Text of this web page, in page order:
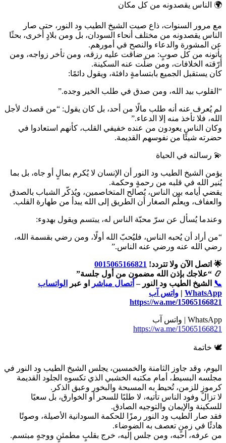
🌍 الناس يقصدونه من كل مكان
مع مرور السنوات، ذاع صيت الشيخ الطيب ود النور، حتى صار
الناس يقصدونه من مختلف أنحاء السودان، بل ومن بلادٍ أخرى، بحثًا
عن المشورة والدعاء والنصح في أمورهم.
يأتونه من كل صوبٍ: من ضاقت عليه رزقه، ومن تأخر زواجه، ومن
أرّقته الخلافات، ومن ضلّت عنه السكينة.
كان يستقبل الجميع بابتسامةٍ دافئة، ويقول دائمًا:
“القلوب بيد الله، ومن صدق في طلب الخير وجده.”
لم يُعرف عنه أنه طلب مالًا من أحد، بل كان يقول: “من قصدك لأجل
الله، فلا تأخذ منه إلا الدعاء.”
وكان الناس يعودون من عنده خفيفي القلب، كأنهم استعادوا في
حضرته شيئًا من نفوسهم القديمة.
💫 رسالته في الحياة
يؤمن الشيخ الطيب ود النور أن الإنسان لا يُكرم بمالٍ أو جاه، بل بما
يُنير الله في قلبه من رحمةٍ وحكمة.
يقضي أيامه بين الناس، يُصالح المتخاصمين، ويُذكّر الشباب بالصدق
والعفاف، ويعلّم الصغار أن الطريق إلى الله يبدأ من طهارة القلب.
وعندما يُسأل عن سرّ محبّة الناس له، يبتسم ويقول بهدوء:
“من أراد أن يُحبه الناس، فليُحبّ الله أولًا، ومن رضي بقسمة الله،
رضي الله عنه ورضي عنه الناس.”
🌟 اتصل الآن ولا تتردد! 0015065166821
📿 “علاجك بإذن الله مضمون من أول جلسة”
📞
الشيخ الطيب ود النور – أتصال مباشر او عبر
الواتساب
WhatsApp
| واتس آب
https://wa.me/15065166821
WhatsApp | واتس آب
https://wa.me/15065166821
🕊️ خاتمة
اليوم، وقد جاوز الثامنة والخمسين، يجلس الشيخ الطيب ود النور في
مجلسه البسيط، أمام مكتبه الخشبي الذي تكسوه الجلود القديمة
كرموزٍ للزمن، تُحيط به المسبحة والبخور وعبق الذكر.
لا تزال وفود الناس تأتيه، لا طلبًا للسحر أو الخوارق، بل سعيًا
للسكينة والإيمان والتوجيه الصادق.
فقد صار الطيب ود النور رمزًا للحكمة السودانية الأصيلة، وصوتًا
هادئًا في زمنٍ تعصف به الضوضاء.
من عرفه، أحبه، ومن جلس إليه، خرج بقلبٍ مطمئنٍ ووجهٍ مبتسم.